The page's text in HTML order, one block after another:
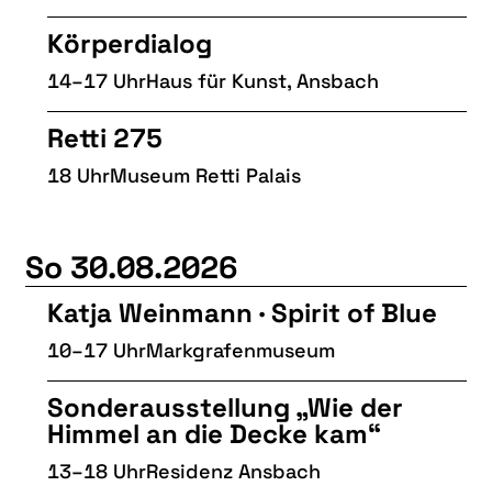
Körperdialog
14–17 UhrHaus für Kunst, Ansbach
Retti 275
18 UhrMuseum Retti Palais
So 30.08.2026
Katja Weinmann · Spirit of Blue
10–17 UhrMarkgrafenmuseum
Sonderausstellung „Wie der
Himmel an die Decke kam“
13–18 UhrResidenz Ansbach